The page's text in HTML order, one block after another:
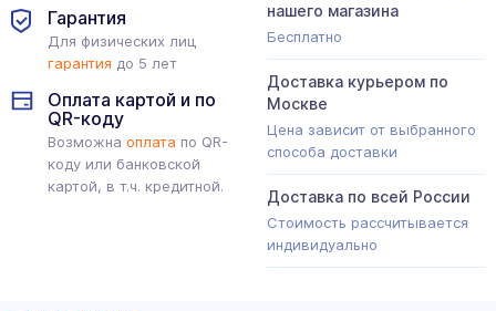
Гарантия
Для физических лиц
гарантия до 5 лет
Оплата картой и по
QR-коду
Возможна оплата по QR-
коду или банковской
картой, в т.ч. кредитной.
нашего магазина
Бесплатно
Доставка курьером по
Москве
Цена зависит от выбранного
способа доставки
Доставка по всей России
Стоимость рассчитывается
индивидуально